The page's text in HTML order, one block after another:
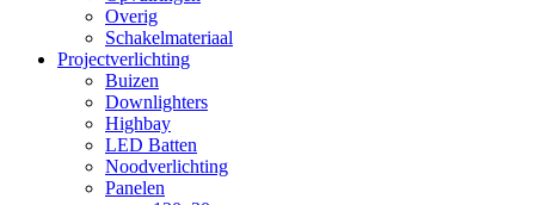
Overig
Schakelmateriaal
Projectverlichting
Buizen
Downlighters
Highbay
LED Batten
Noodverlichting
Panelen